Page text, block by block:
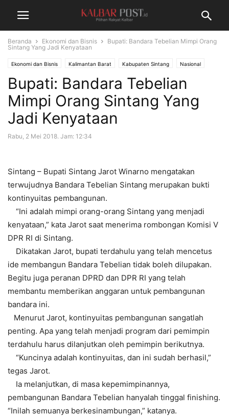
Beranda Ekonomi dan Bisnis
Bupati: Bandara Tebelian Mimpi Orang
Sintang Yang Jadi Kenyataan
Ekonomi dan Bisnis Kalimantan Barat Kabupaten Sintang Nasional
Bupati: Bandara Tebelian
Mimpi Orang Sintang Yang
Jadi Kenyataan
Rabu, 2 Mei 2018. Jam: 12:34
Sintang – Bupati Sintang Jarot Winarno mengatakan
terwujudnya Bandara Tebelian Sintang merupakan bukti
kontinyuitas pembangunan.
“Ini adalah mimpi orang-orang Sintang yang menjadi
kenyataan,” kata Jarot saat menerima rombongan Komisi V
DPR RI di Sintang.
Dikatakan Jarot, bupati terdahulu yang telah mencetus
ide membangun Bandara Tebelian tidak boleh dilupakan.
Begitu juga peranan DPRD dan DPR RI yang telah
membantu memberikan anggaran untuk pembangunan
bandara ini.
Menurut Jarot, kontinyuitas pembangunan sangatlah
penting. Apa yang telah menjadi program dari pemimpin
terdahulu harus dilanjutkan oleh pemimpin berikutnya.
“Kuncinya adalah kontinyuitas, dan ini sudah berhasil,”
tegas Jarot.
Ia melanjutkan, di masa kepemimpinannya,
pembangunan Bandara Tebelian hanyalah tinggal finishing.
“Inilah semuanya berkesinambungan,” katanya.